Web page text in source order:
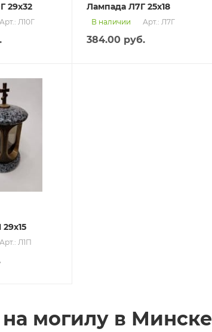
29х32
Арт.: Л10Г
Лампада Л7Г 25х18
В наличии Арт.: Л7Г
384.00руб.
Арт.: Л1П
могилу в Минске